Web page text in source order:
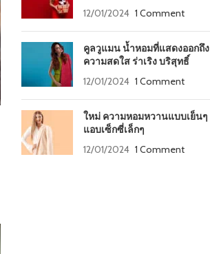
12/01/2024 1 Comment
คูลวูแมน น้ำหอมที่แสดงออกถึง
ความสดใส ร่าเริง บริสุทธิ์
12/01/2024 1 Comment
ใหม่ ความหอมหวานแบบเย็นๆ
แอบเซ็กซี่เล็กๆ
12/01/2024 1 Comment